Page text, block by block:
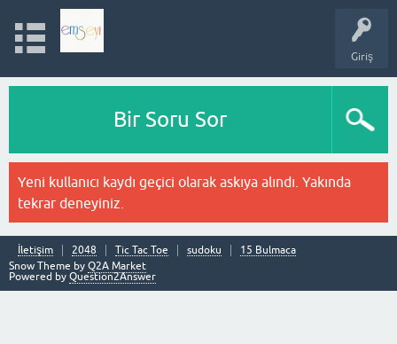
Giriş
Bir Soru Sor
Yeni kullanıcı kaydı geçici olarak askıya alındı. Yakında
tekrar deneyiniz.
İletişim 2048 Tic Tac Toe sudoku
15 Bulmaca
Snow Theme by Q2A Market
Powered by Question2Answer